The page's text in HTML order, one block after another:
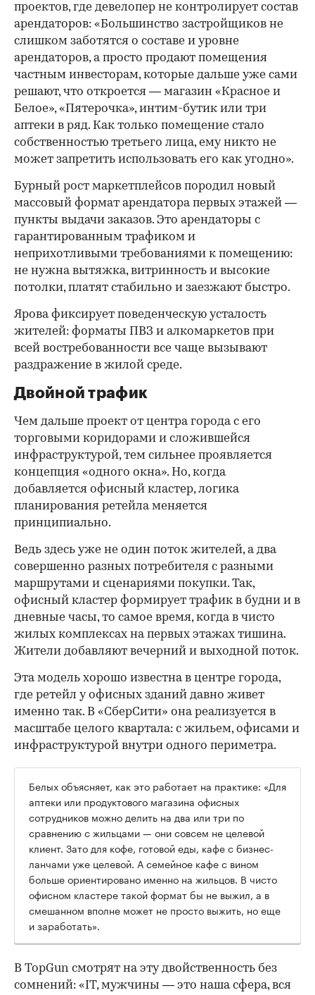
проектов, где девелопер не контролирует состав
арендаторов: «Большинство застройщиков не
слишком заботятся о составе и уровне
арендаторов, а просто продают помещения
частным инвесторам, которые дальше уже сами
решают, что откроется — магазин «Красное и
Белое», «Пятерочка», интим-бутик или три
аптеки в ряд. Как только помещение стало
собственностью третьего лица, ему никто не
может запретить использовать его как угодно».
Бурный рост маркетплейсов породил новый
массовый формат арендатора первых этажей —
пункты выдачи заказов. Это арендаторы с
гарантированным трафиком и
неприхотливыми требованиями к помещению:
не нужна вытяжка, витринность и высокие
потолки, платят стабильно и заезжают быстро.
Ярова фиксирует поведенческую усталость
жителей: форматы ПВЗ и алкомаркетов при
всей востребованности все чаще вызывают
раздражение в жилой среде.
Двойной трафик
Чем дальше проект от центра города с его
торговыми коридорами и сложившейся
инфраструктурой, тем сильнее проявляется
концепция «одного окна». Но, когда
добавляется офисный кластер, логика
планирования ретейла меняется
принципиально.
Ведь здесь уже не один поток жителей, а два
совершенно разных потребителя с разными
маршрутами и сценариями покупки. Так,
офисный кластер формирует трафик в будни и в
дневные часы, то самое время, когда в чисто
жилых комплексах на первых этажах тишина.
Жители добавляют вечерний и выходной поток.
Эта модель хорошо известна в центре города,
где ретейл у офисных зданий давно живет
именно так. В «СберСити» она реализуется в
масштабе целого квартала: с жильем, офисами и
инфраструктурой внутри одного периметра.
Белых объясняет, как это работает на практике: «Для
аптеки или продуктового магазина офисных
сотрудников можно делить на два или три по
сравнению с жильцами — они совсем не целевой
клиент. Зато для кофе, готовой еды, кафе с бизнес-
ланчами уже целевой. А семейное кафе с вином
больше ориентировано именно на жильцов. В чисто
офисном кластере такой формат бы не выжил, а в
смешанном вполне может не просто выжить, но еще
и заработать».
В TopGun смотрят на эту двойственность без
сомнений: «IT, мужчины — это наша сфера, вся